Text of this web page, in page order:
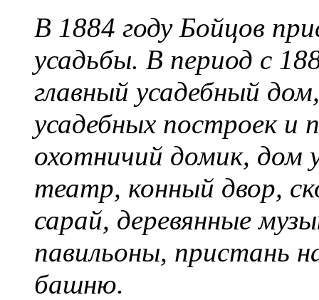
В 1884 году Бойцов
усадьбы. В период с
главный усадебный
усадебных построек и
охотничий домик, дом
театр, конный двор,
сарай, деревянные
павильоны, пристань
башню.